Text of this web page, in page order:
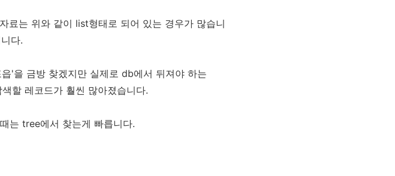
료는 위와 같이 list형태로 되어 있는 경우가 많습니
다.
'을 금방 찾겠지만 실제로 db에서 뒤져야 하는
할 레코드가 훨씬 많아졌습니다.
는 tree에서 찾는게 빠릅니다.